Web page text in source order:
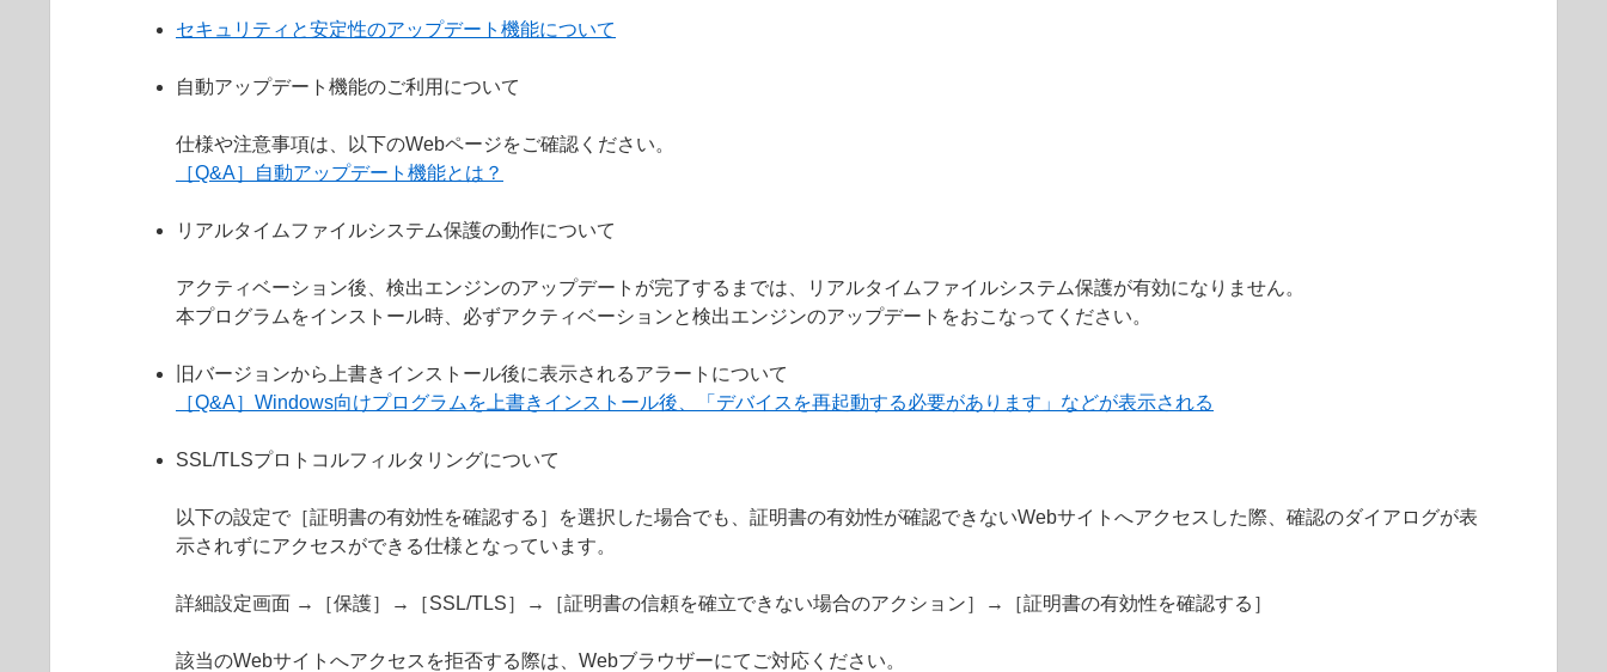
セキュリティと安定性のアップデート機能について
自動アップデート機能のご利用について
仕様や注意事項は、以下のWebページをご確認ください。
［Q&A］自動アップデート機能とは？
リアルタイムファイルシステム保護の動作について
アクティベーション後、検出エンジンのアップデートが完了するまでは、リアルタイムファイルシステム保護が有効になりません。
本プログラムをインストール時、必ずアクティベーションと検出エンジンのアップデートをおこなってください。
旧バージョンから上書きインストール後に表示されるアラートについて
［Q&A］Windows向けプログラムを上書きインストール後、「デバイスを再起動する必要があります」などが表示される
SSL/TLSプロトコルフィルタリングについて
以下の設定で［証明書の有効性を確認する］を選択した場合でも、証明書の有効性が確認できないWebサイトへアクセスした際、確認のダイアログが表
示されずにアクセスができる仕様となっています。
詳細設定画面 →［保護］→［SSL/TLS］→［証明書の信頼を確立できない場合のアクション］→［証明書の有効性を確認する］
該当のWebサイトへアクセスを拒否する際は、Webブラウザーにてご対応ください。